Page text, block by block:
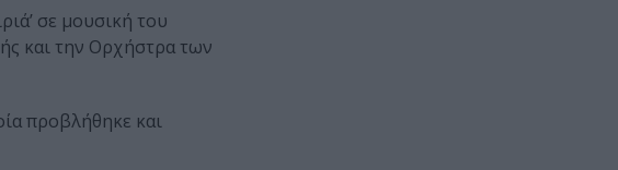
σε μουσική του
και την Ορχήστρα των
προβλήθηκε και